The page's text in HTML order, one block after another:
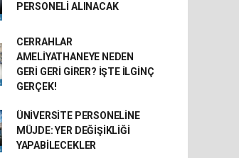
PERSONELİ ALINACAK
CERRAHLAR
AMELİYATHANEYE NEDEN
GERİ GERİ GİRER? İŞTE İLGİNÇ
GERÇEK!
ÜNİVERSİTE PERSONELİNE
MÜJDE: YER DEĞİŞİKLİĞİ
YAPABİLECEKLER